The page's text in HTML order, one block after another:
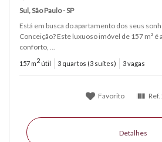
Sul, São Paulo - SP
Está em busca do apartamento dos seus
Conceição? Este luxuoso imóvel de 157 m²
conforto, ...
157 m2 útil 3 quartos (3 suítes) 3 vagas
Favorito Ref.
Detalhes